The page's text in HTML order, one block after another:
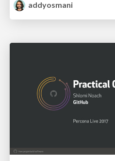
addyosmani